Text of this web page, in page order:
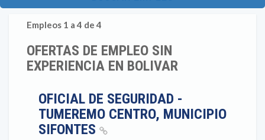
Empleos 1 a 4 de 4
OFERTAS DE EMPLEO SIN
EXPERIENCIA EN BOLIVAR
OFICIAL DE SEGURIDAD -
TUMEREMO CENTRO, MUNICIPIO
SIFONTES